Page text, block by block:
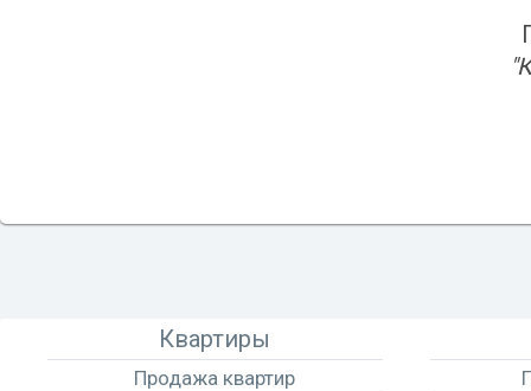
Квартиры
Продажа квартир